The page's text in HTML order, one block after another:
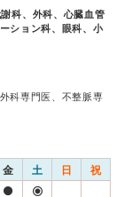
科、外科、心臓血管
ション科、眼科、小
科専門医、不整脈専
金 土 日 祝